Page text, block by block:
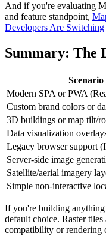
And if you're evaluating
and feature standpoint,
Developers Are Switching
Summary: The
Scenario
Modern SPA or PWA
Custom brand colors or
3D buildings or map tilt/
Data visualization
Legacy browser support
Server-side image
Satellite/aerial imagery
Simple non-interactive
If you're building anything
default choice. Raster
compatibility or rendering